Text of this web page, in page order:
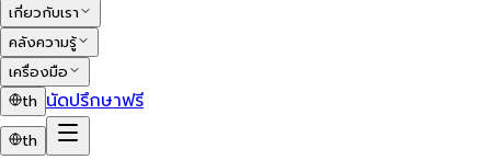
เกี่ยวกับเรา
คลังความรู้
เครื่องมือ
th นัดปรึกษาฟรี
th